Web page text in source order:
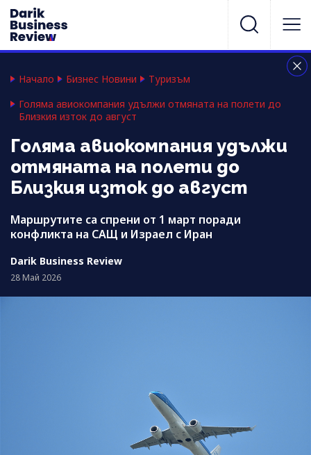
Начало Бизнес Новини
Туризъм
Голяма авиокомпания удължи отмяната на полети до
Близкия изток до август
Голяма авиокомпания удължи
отмяната на полети до
Близкия изток до август
Маршрутите са спрени от 1 март поради
конфликта на САЩ и Израел с Иран
Darik Business Review
28 Май 2026